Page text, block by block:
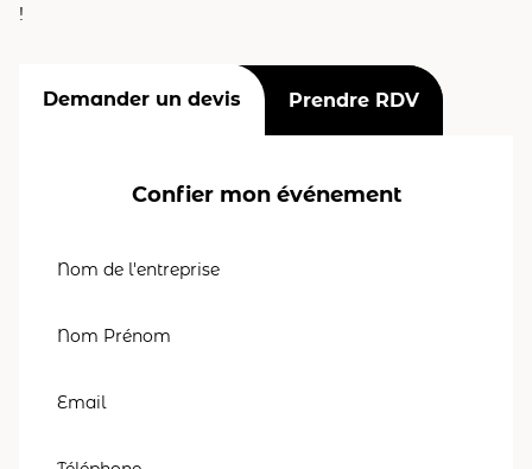
!
Demander un devis Prendre RDV
Confier mon événement